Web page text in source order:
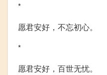
*
愿君安好，不忘初心。
*
愿君安好，百世无忧。